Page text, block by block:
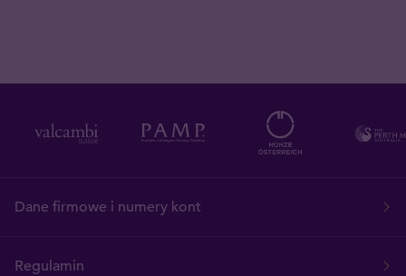
Dane firmowe i numery kont
Regulamin